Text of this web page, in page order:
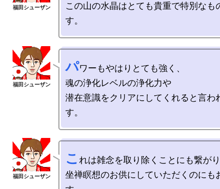
この山の水晶はとても貴重で特別なも
パワーもやはりとても強く、
魂の浄化レベルの浄化力や
潜在意識をクリアにしてくれると言わ
こ れは雑念を取り除くことにも繋が
坐禅瞑想のお供にしていただくのにも